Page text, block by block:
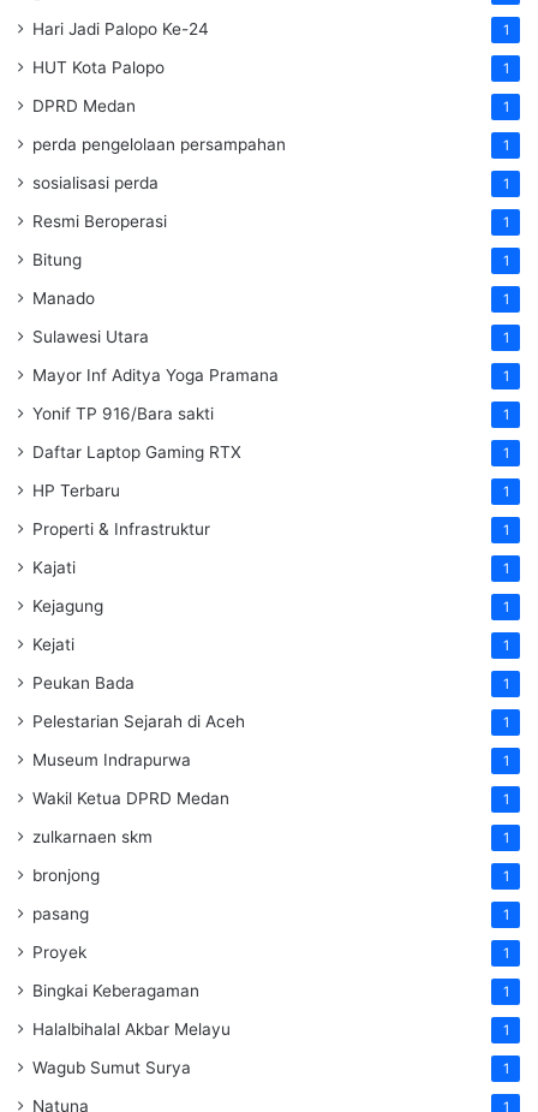
Hari Jadi Palopo Ke-24 1
HUT Kota Palopo 1
DPRD Medan 1
perda pengelolaan persampahan 1
sosialisasi perda 1
Resmi Beroperasi 1
Bitung 1
Manado 1
Sulawesi Utara 1
Mayor Inf Aditya Yoga Pramana 1
Yonif TP 916/Bara sakti 1
Daftar Laptop Gaming RTX 1
HP Terbaru 1
Properti & Infrastruktur 1
Kajati 1
Kejagung 1
Kejati 1
Peukan Bada 1
Pelestarian Sejarah di Aceh 1
Museum Indrapurwa 1
Wakil Ketua DPRD Medan 1
zulkarnaen skm 1
bronjong 1
pasang 1
Proyek 1
Bingkai Keberagaman 1
Halalbihalal Akbar Melayu 1
Wagub Sumut Surya 1
Natuna 1